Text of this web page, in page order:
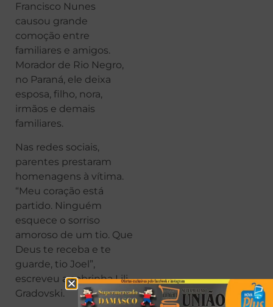
Francisco Nunes
causou grande
comoção entre
familiares e amigos.
Morador de Rio Negro,
no Paraná, ele deixa
esposa, filho, nora,
irmãos e demais
familiares.
Nas redes sociais,
parentes prestaram
homenagens à vítima.
“Meu coração está
partido. Ninguém
esquece o sorriso
amoroso de um tio. Que
Deus te receba e te
guarde, tio Joel”,
escreveu a sobrinha Lili
Gradovski.